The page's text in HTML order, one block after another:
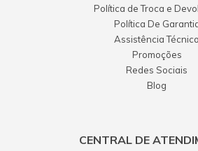
Política de Troca e
Política De
Assistência Técnica
Promoções
Redes Sociais
Blog
CENTRAL DE